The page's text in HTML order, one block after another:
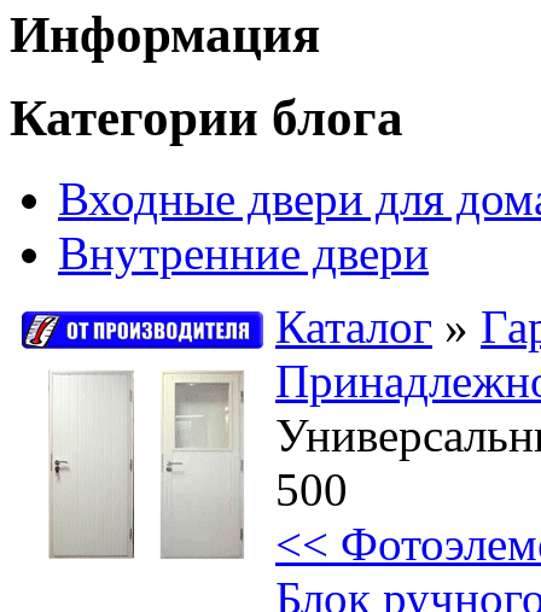
Информация
Категории блога
Входные двери для
Внутренние двери
Каталог »
500
<<
Блок